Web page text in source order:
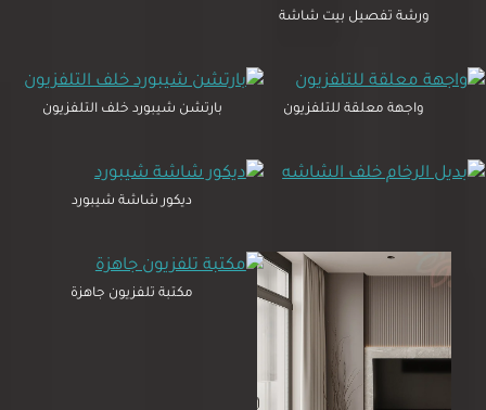
ورشة تفصيل بيت شاشة
واجهة معلقة للتلفزيون بارتشن شيبورد خلف التلفزيون
ديكور شاشة شيبورد
مكتبة تلفزيون جاهزة